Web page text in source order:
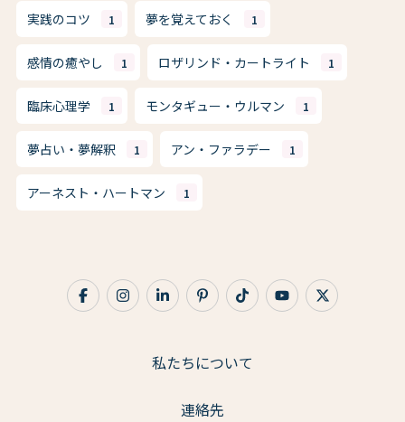
実践のコツ 1 夢を覚えておく 1
感情の癒やし 1 ロザリンド・カートライト 1
臨床心理学 1 モンタギュー・ウルマン 1
夢占い・夢解釈 1 アン・ファラデー 1
アーネスト・ハートマン 1
私たちについて
連絡先